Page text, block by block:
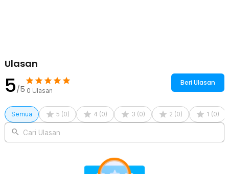
Ulasan
5/5 0 Ulasan
Beri Ulasan
Semua 5 (0) 4 (0) 3 (0) 2 (0) 1 (0)
Cari Ulasan